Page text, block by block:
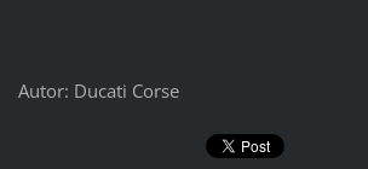
Autor: Ducati Corse